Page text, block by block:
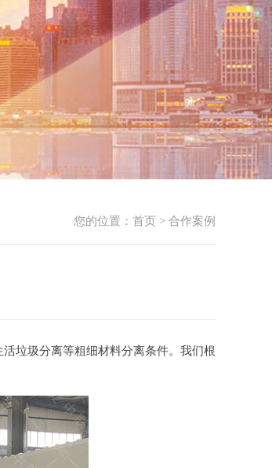
您的位置： 首页 > 合作案例
垃圾分离等粗细材料分离条件。我们根